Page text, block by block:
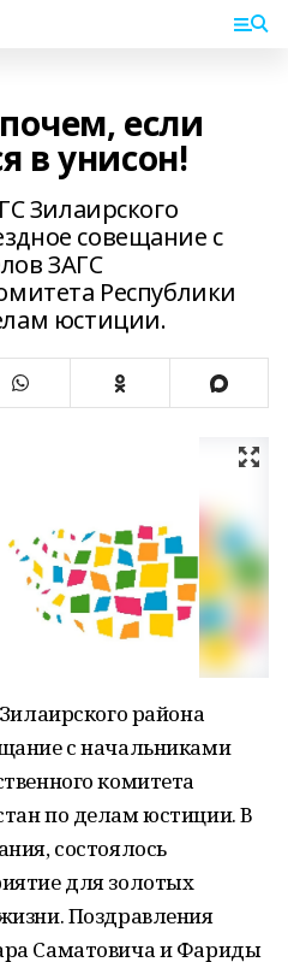
если
в унисон!
Зилаирского
совещание с
ЗАГС
Республики
юстиции.
района
с начальниками
комитета
по делам юстиции. В
состоялось
для золотых
Поздравления
Саматовича и Фариды